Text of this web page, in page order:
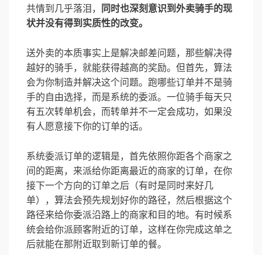
共情到几乎落泪，
同时也深刻意识到外卖骑手的现
状并没有得到实质性的改变。
送外卖的本质事实上是解决邮差问题，那些解决得
越好的骑手，就能获得越高的奖励。但首先，算法
会为你制造并解决这个问题。跑哪些订单并不是骑
手的自由选择，而是系统的委派。一位骑手每天只
有五次转单机会，而转单并不一定会成功，如果没
有人愿意接下你的订单的话。
系统委派订单的逻辑是，首先依照你距各个商家之
间的距离，来派给你距离最近的商家的订单，在你
接下一个方向的订单之后（有时是同时来好几
单），算法会预先规划好你的路径，然后根据这个
路径来给你委派沿路上的商家和目的地。有时候系
统会给你派顾客附近的订单，这样在你完成这单之
后就能在那附近取到新订单的餐。